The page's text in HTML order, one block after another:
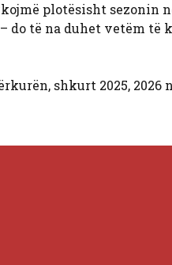
plotësisht sezonin
do të na duhet vetëm të
shkurt 2025, 2026